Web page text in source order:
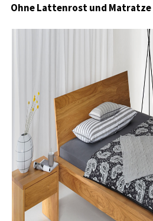
Ohne Lattenrost und Matratze